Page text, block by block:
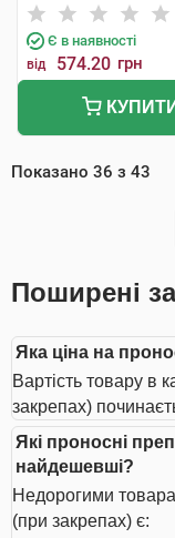
Є в наявності
від 574.20 грн
КУПИТИ
Показано 36 з 43
Поширені
Яка ціна на
Вартість товару в
закрепах)
Які проносні
найдешевші?
Недорогими
(при закрепах) є: